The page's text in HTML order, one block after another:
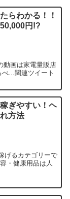
らわかる！！
円!?
動画は家電量販店
...関連ツイート
ぎやすい！ヘ
方法
げるカテゴリーで
・健康用品は人